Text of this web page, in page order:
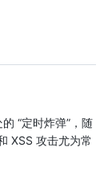
“定时炸弹”，随
XSS 攻击尤为常